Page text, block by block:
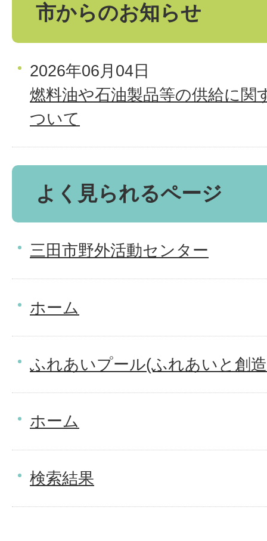
市からのお知らせ
2026年06月04日
燃料油や石油製品等の供給に関
ついて
よく見られるページ
三田市野外活動センター
ホーム
ふれあいプール(ふれあいと創
ホーム
検索結果